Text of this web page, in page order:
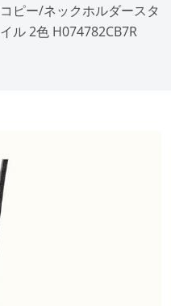
コピー/ネックホルダースタ
イル 2色 H074782CB7R